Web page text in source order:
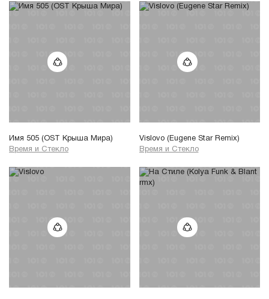
Имя 505 (OST Крыша Мира)
Время и Стекло
Vislovo (Eugene Star Remix)
Время и Стекло